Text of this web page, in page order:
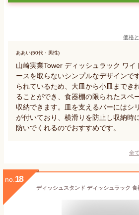
価格
ああい(50代・男性)
山崎実業Tower ディッシュラック ワ
ースを取らないシンプルなデザインで
られているため、大皿から小皿までき
ることができ、食器棚の限られたスペ
収納できます。皿を支えるバーにはシ
が付いており、横滑りを防止し収納時
防いでくれるのでおすすめです。
全
no. 18